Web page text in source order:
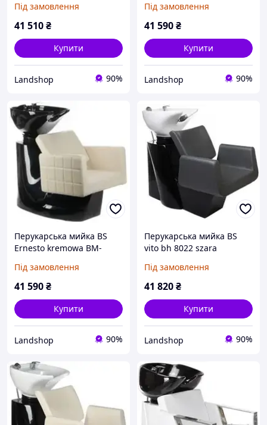
Під замовлення
41 510₴
Купити
Landshop 90%
Під замовлення
41 590₴
Купити
Landshop 90%
Перукарська мийка BS
Ernesto kremowa BM-
Під замовлення
41 590₴
Купити
Landshop 90%
Перукарська мийка BS
vito bh 8022 szara
Під замовлення
41 820₴
Купити
Landshop 90%